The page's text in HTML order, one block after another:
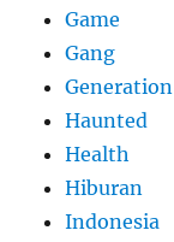
Game
Gang
Generation
Haunted
Health
Hiburan
Indonesia